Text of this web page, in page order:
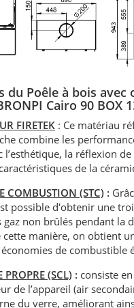
du Poêle à bois avec
Cairo 90 BOX
FIRETEK : Ce matériau
combine les
l’esthétique, la réflexion
de la
COMBUSTION (STC) :
possible d'obtenir une
gaz non brûlés pendant la
manière, on obtient
de combustible
PROPRE (SCL) : consiste
de l’appareil (air
du verre, améliorant